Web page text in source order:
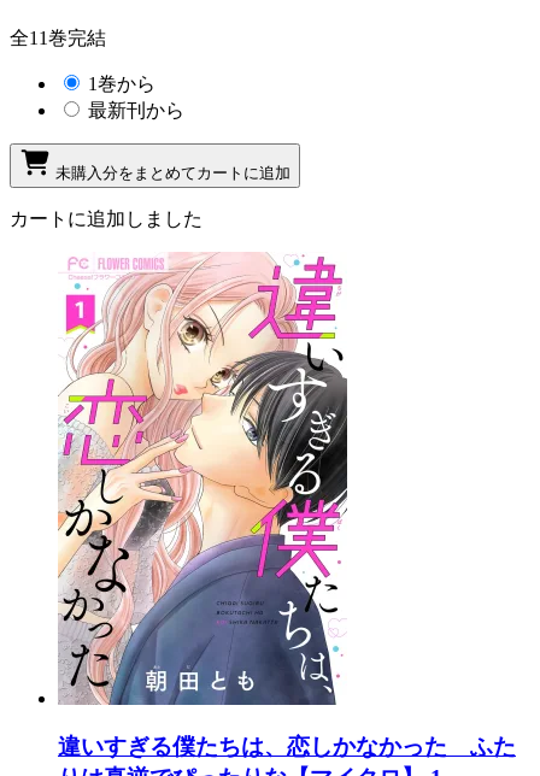
全11巻完結
1巻から
最新刊から
未購入分をまとめてカートに追加
カートに追加しました
違いすぎる僕たちは、恋しかなかった ふた